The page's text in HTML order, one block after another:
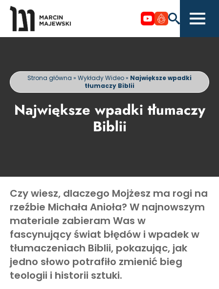
Strona główna » Wykłady Wideo» Największe wpadki
tłumaczy Biblii
Największe wpadki tłumaczy
Biblii
Czy wiesz, dlaczego Mojżesz ma rogi na
rzeźbie Michała Anioła? W najnowszym
materiale zabieram Was w
fascynujący świat błędów i wpadek w
tłumaczeniach Biblii, pokazując, jak
jedno słowo potrafiło zmienić bieg
teologii i historii sztuki.